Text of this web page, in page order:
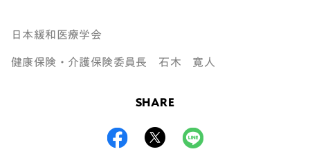
日本緩和医療学会
健康保険・介護保険委員長 石木 寛人
SHARE